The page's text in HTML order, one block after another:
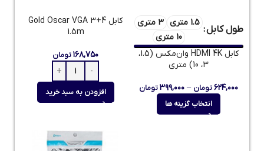
طول کابل
1.5 متری
3 متری
10 متری
کابل HDMI 4K وان‌مکس (1.5،
3، 10) متری
۶۲۴,۰۰۰تومان – ۳۹۹,۰۰۰تومان
انتخاب گزینه ها
کابل Gold Oscar VGA 3+4
1.5m
۱۶۸,۷۵۰تومان
افزودن به سبد خرید